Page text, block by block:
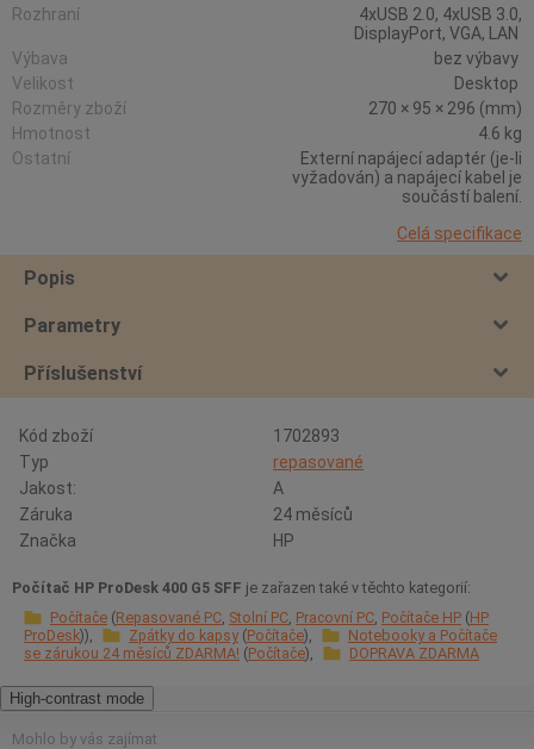
Rozhraní
4xUSB 2.0, 4xUSB 3.0,
DisplayPort, VGA, LAN
Výbava
bez výbavy
Velikost
Desktop
Rozměry zboží
270 × 95 × 296 (mm)
Hmotnost
4.6 kg
Ostatní
Externí napájecí adaptér (je-li
vyžadován) a napájecí kabel je
součástí balení.
Celá specifikace
Popis
Parametry
Příslušenství
Kód zboží
1702893
Typ
repasované
Jakost:
A
Záruka
24 měsíců
Značka
HP
Počítač HP ProDesk 400 G5 SFF je zařazen také v těchto kategorií:
Počítače Repasované PC Stolní PC Pracovní PC Počítače HP HP
ProDesk
Zpátky do kapsy Počítače
Notebooky a Počítače
se zárukou 24 měsíců ZDARMA! Počítače DOPRAVA ZDARMA
High-contrast mode
Mohlo by vás zajímat